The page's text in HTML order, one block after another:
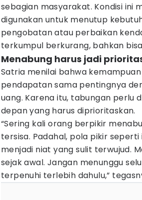
sebagian masyarakat. Kondisi ini
digunakan untuk menutup
pengobatan atau perbaikan
terkumpul berkurang, bahkan
Menabung harus jadi
Satria menilai bahwa
pendapatan sama pentingnya
uang. Karena itu, tabungan perlu
depan yang harus diprioritaskan.
“Sering kali orang berpikir
tersisa. Padahal, pola pikir
menjadi niat yang sulit terwujud.
sejak awal. Jangan menunggu
terpenuhi terlebih dahulu,”